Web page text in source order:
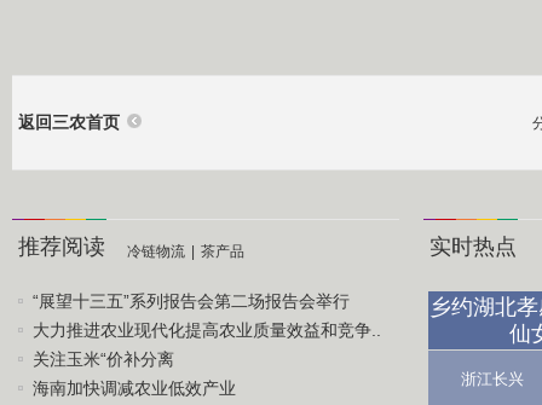
返回三农首页
推荐阅读 冷链物流 茶产品
“展望十三五”系列报告会第二场报告会举行
大力推进农业现代化提高农业质量效益和竞争..
关注玉米“价补分离
海南加快调减农业低效产业
实时热点
乡约湖北
仙
浙江长兴